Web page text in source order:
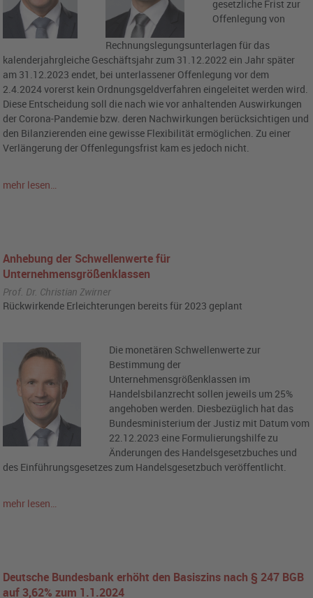
gesetzliche Frist zur
Offenlegung von
Rechnungslegungsunterlagen für das
kalenderjahrgleiche Geschäftsjahr zum 31.12.2022 ein Jahr später
am 31.12.2023 endet, bei unterlassener Offenlegung vor dem
2.4.2024 vorerst kein Ordnungsgeldverfahren eingeleitet werden wird.
Diese Entscheidung soll die nach wie vor anhaltenden Auswirkungen
der Corona-Pandemie bzw. deren Nachwirkungen berücksichtigen und
den Bilanzierenden eine gewisse Flexibilität ermöglichen. Zu einer
Verlängerung der Offenlegungsfrist kam es jedoch nicht.
mehr lesen…
Anhebung der Schwellenwerte für
Unternehmensgrößenklassen
Prof. Dr. Christian Zwirner
Rückwirkende Erleichterungen bereits für 2023 geplant
Die monetären Schwellenwerte zur
Bestimmung der
Unternehmensgrößenklassen im
Handelsbilanzrecht sollen jeweils um 25%
angehoben werden. Diesbezüglich hat das
Bundesministerium der Justiz mit Datum vom
22.12.2023 eine Formulierungshilfe zu
Änderungen des Handelsgesetzbuches und
des Einführungsgesetzes zum Handelsgesetzbuch veröffentlicht.
mehr lesen…
Deutsche Bundesbank erhöht den Basiszins nach § 247 BGB
auf 3,62% zum 1.1.2024